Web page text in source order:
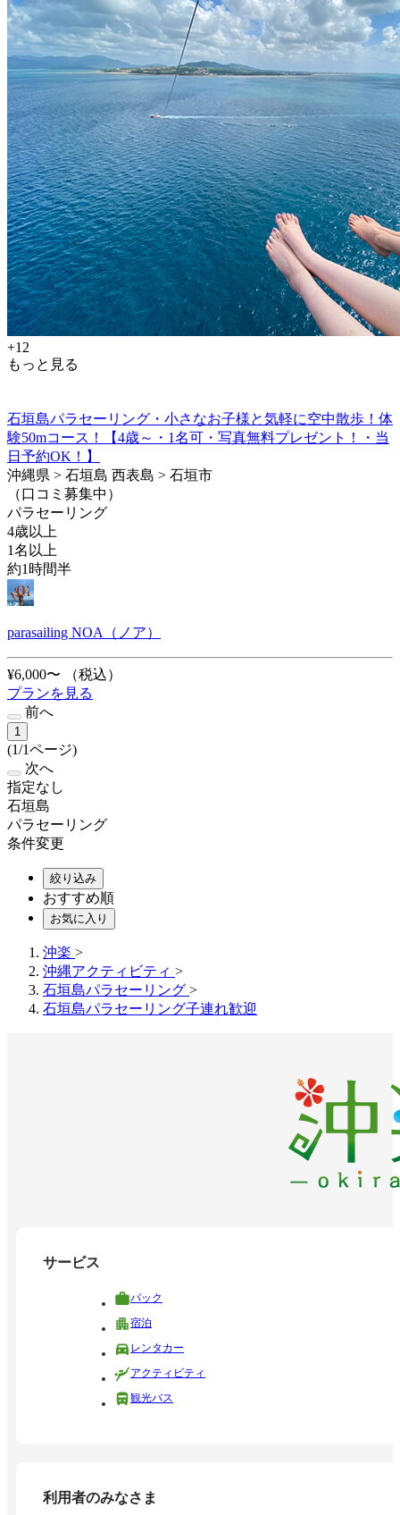
+12
もっと見る
石垣島パラセーリング・小さなお子様と気軽に空中散歩！体
験50mコース！【4歳～・1名可・写真無料プレゼント！・当
日予約OK！】
沖縄県 > 石垣島 西表島 > 石垣市
（口コミ募集中）
パラセーリング
4歳以上
1名以上
約1時間半
parasailing NOA（ノア）
¥6,000〜
（税込）
プランを見る
前へ
1
(1/1ページ)
次へ
指定なし
石垣島
パラセーリング
条件変更
絞り込み
おすすめ順
お気に入り
沖楽 >
沖縄アクティビティ >
石垣島パラセーリング >
石垣島パラセーリング子連れ歓迎
サービス
パック
宿泊
レンタカー
アクティビティ
観光バス
利用者のみなさま